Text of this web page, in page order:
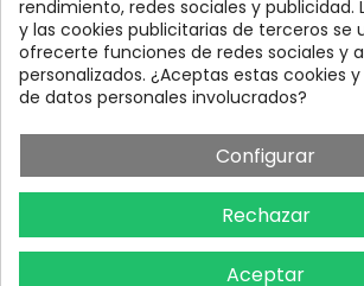
Nuestras Vinotecas:
Vinofilos Triana: Viera y
Clavijo, 23 - Gran Canaria
Vinófilos Santa Cruz: Adán
Martín Menis, 5 - Tenerife
rendimiento, redes sociales y publicidad.
y las cookies publicitarias de terceros se
ofrecerte funciones de redes sociales y
personalizados. ¿Aceptas estas cookies
de datos personales involucrados?
Configurar
Rechazar
Aceptar